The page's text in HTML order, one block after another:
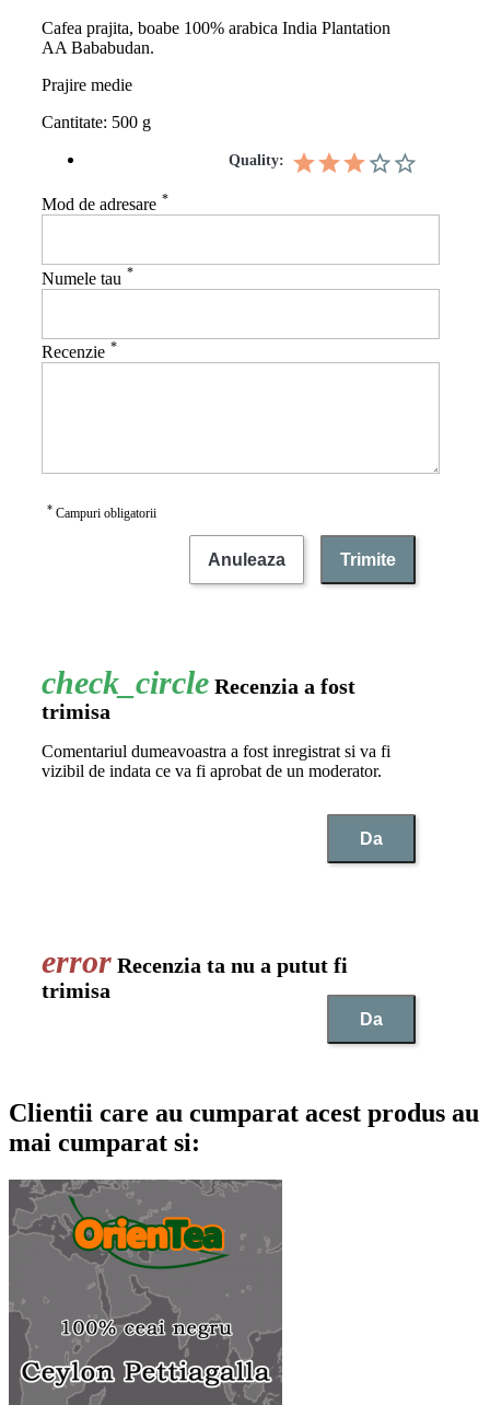
Cafea prajita, boabe 100% arabica India Plantation
AA Bababudan.
Prajire medie
Cantitate: 500 g
Quality:
Mod de adresare *
Numele tau *
Recenzie *
* Campuri obligatorii
Anuleaza Trimite
Recenzia a fost
trimisa
Comentariul dumeavoastra a fost inregistrat si va fi
vizibil de indata ce va fi aprobat de un moderator.
Da
Recenzia ta nu a putut fi
trimisa
Da
Clientii care au cumparat acest produs au
mai cumparat si: